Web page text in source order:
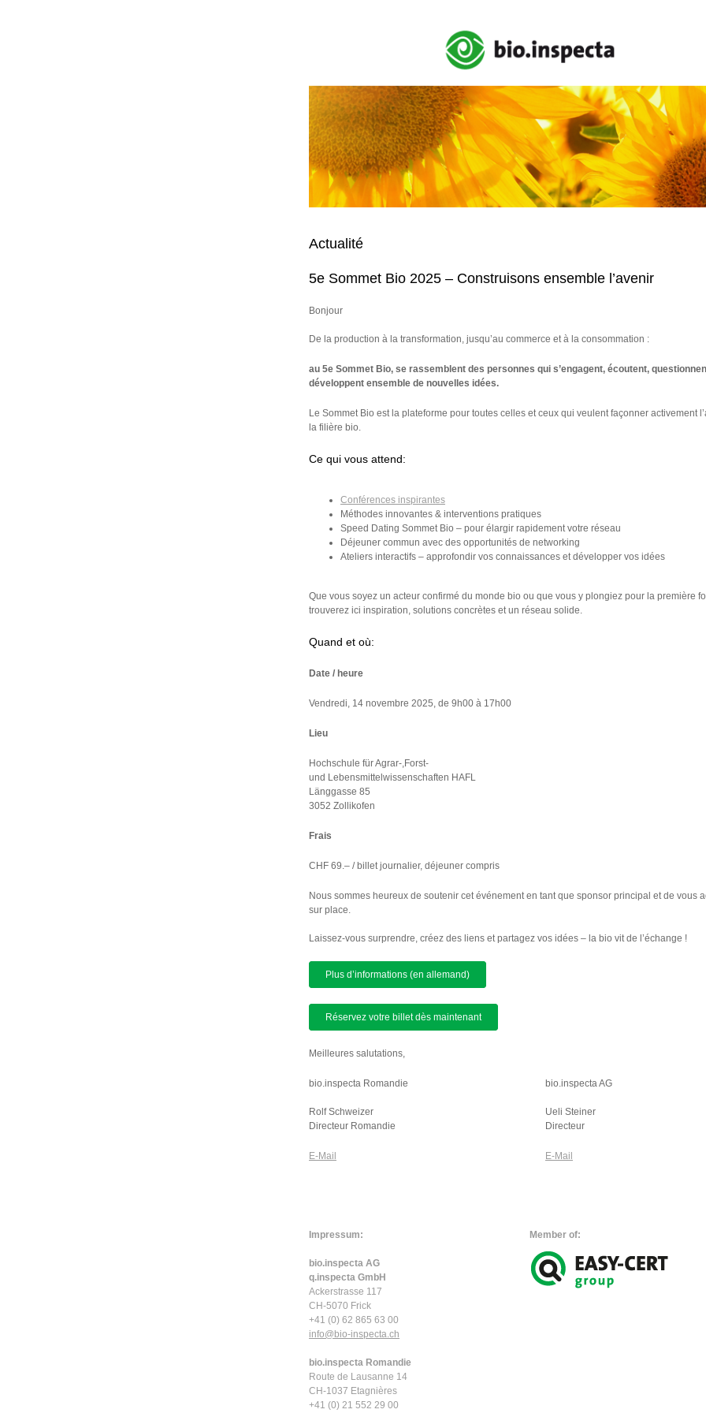
Actualité
5e Sommet Bio 2025 – Construisons ensemble l’avenir
Bonjour
De la production à la transformation, jusqu’au commerce et à la consommation :
au 5e Sommet Bio, se rassemblent des personnes qui s’engagent, écoutent,
développent ensemble de nouvelles idées.
Le Sommet Bio est la plateforme pour toutes celles et ceux qui veulent façonner activement
la filière bio.
Ce qui vous attend:
Conférences inspirantes
Méthodes innovantes & interventions pratiques
Speed Dating Sommet Bio – pour élargir rapidement votre réseau
Déjeuner commun avec des opportunités de networking
Ateliers interactifs – approfondir vos connaissances et développer vos idées
Que vous soyez un acteur confirmé du monde bio ou que vous y plongiez pour la première
trouverez ici inspiration, solutions concrètes et un réseau solide.
Quand et où:
Date / heure
Vendredi, 14 novembre 2025, de 9h00 à 17h00
Lieu
Hochschule für Agrar-,Forst-
und Lebensmittelwissenschaften HAFL
Länggasse 85
3052 Zollikofen
Frais
CHF 69.– / billet journalier, déjeuner compris
Nous sommes heureux de soutenir cet événement en tant que sponsor principal et de vous
sur place.
Laissez-vous surprendre, créez des liens et partagez vos idées – la bio vit de l’échange !
Plus d’informations (en allemand)
Réservez votre billet dès maintenant
Meilleures salutations,
bio.inspecta Romandie
Rolf Schweizer
Directeur Romandie
E-Mail
bio.inspecta AG
Ueli Steiner
Directeur
E-Mail
Impressum:
bio.inspecta AG
q.inspecta GmbH
Ackerstrasse 117
CH-5070 Frick
+41 (0) 62 865 63 00
info@bio-inspecta.ch
bio.inspecta Romandie
Route de Lausanne 14
CH-1037 Etagnières
+41 (0) 21 552 29 00
Member of: